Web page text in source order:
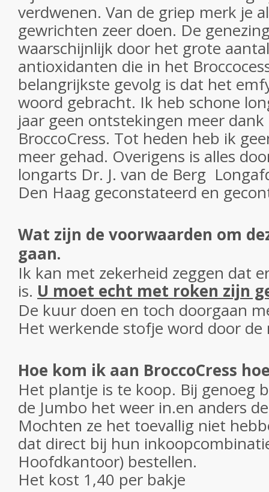
verdwenen. Van de griep merk je
gewrichten zeer doen. De
waarschijnlijk door het grote
antioxidanten die in het
belangrijkste gevolg is dat het
woord gebracht. Ik heb schone
jaar geen ontstekingen meer dank
BroccoCress. Tot heden heb ik
meer gehad. Overigens is alles
longarts Dr. J. van de Berg
Den Haag geconstateerd en
Wat zijn de voorwaarden om
gaan.
Ik kan met zekerheid zeggen dat
is. U moet echt met roken zijn
De kuur doen en toch doorgaan
Het werkende stofje word door
Hoe kom ik aan BroccoCress
Het plantje is te koop. Bij genoeg
de Jumbo het weer in.en anders
Mochten ze het toevallig niet
dat direct bij hun
Hoofdkantoor) bestellen.
Het kost 1,40 per bakje